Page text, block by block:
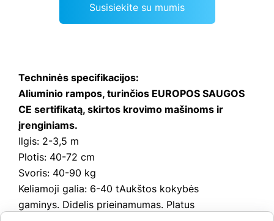
Susisiekite su mumis
Techninės specifikacijos:
Aliuminio rampos, turinčios EUROPOS SAUGOS
CE sertifikatą, skirtos krovimo mašinoms ir
įrenginiams.
Ilgis: 2-3,5 m
Plotis: 40-72 cm
Svoris: 40-90 kg
Keliamoji galia: 6-40 tAukštos kokybės
gaminys. Didelis prieinamumas. Platus